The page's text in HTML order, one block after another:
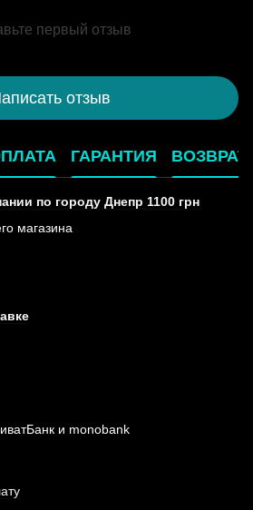
первый отзыв
отзыв
ГАРАНТИЯ ВОЗВРАТ
по городу Днепр 1100 грн
магазина
и monobank